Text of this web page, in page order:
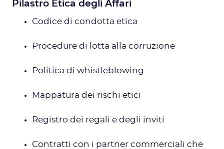
Pilastro Etica degli Affari
Codice di condotta etica
Procedure di lotta alla corruzione
Politica di whistleblowing
Mappatura dei rischi etici
Registro dei regali e degli inviti
Contratti con i partner commerciali che